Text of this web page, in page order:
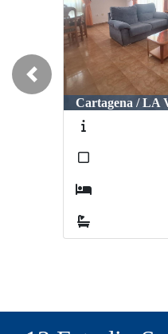
Cartagena / LA
Previous